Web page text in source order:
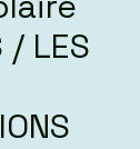
/ LES